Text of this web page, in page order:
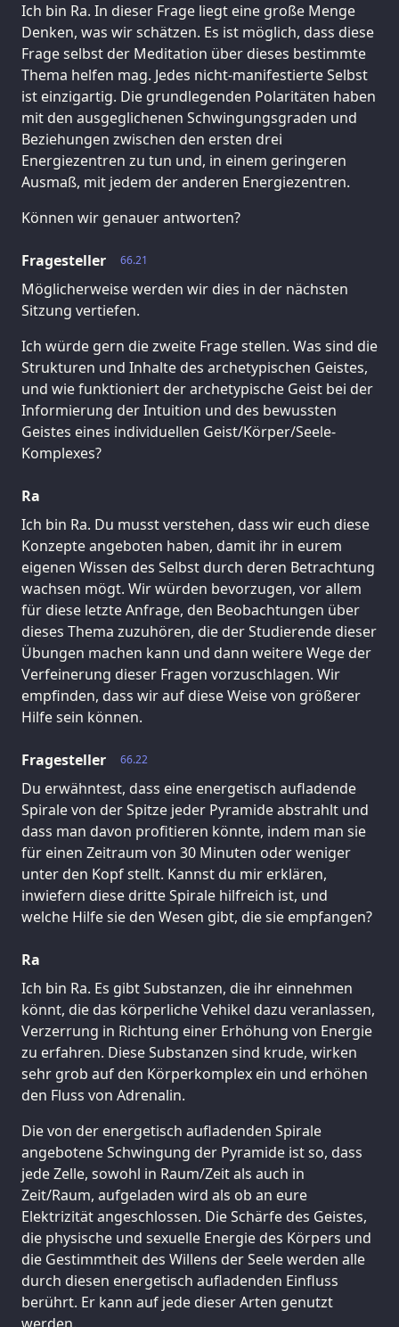
Ich bin Ra. In dieser Frage liegt eine große Menge
Denken, was wir schätzen. Es ist möglich, dass diese
Frage selbst der Meditation über dieses bestimmte
Thema helfen mag. Jedes nicht-manifestierte Selbst
ist einzigartig. Die grundlegenden Polaritäten haben
mit den ausgeglichenen Schwingungsgraden und
Beziehungen zwischen den ersten drei
Energiezentren zu tun und, in einem geringeren
Ausmaß, mit jedem der anderen Energiezentren.
Können wir genauer antworten?
66.21
Fragesteller
Möglicherweise werden wir dies in der nächsten
Sitzung vertiefen.
Ich würde gern die zweite Frage stellen. Was sind die
Strukturen und Inhalte des archetypischen Geistes,
und wie funktioniert der archetypische Geist bei der
Informierung der Intuition und des bewussten
Geistes eines individuellen Geist/Körper/Seele-
Komplexes?
Ra
Ich bin Ra. Du musst verstehen, dass wir euch diese
Konzepte angeboten haben, damit ihr in eurem
eigenen Wissen des Selbst durch deren Betrachtung
wachsen mögt. Wir würden bevorzugen, vor allem
für diese letzte Anfrage, den Beobachtungen über
dieses Thema zuzuhören, die der Studierende dieser
Übungen machen kann und dann weitere Wege der
Verfeinerung dieser Fragen vorzuschlagen. Wir
empfinden, dass wir auf diese Weise von größerer
Hilfe sein können.
66.22
Fragesteller
Du erwähntest, dass eine energetisch aufladende
Spirale von der Spitze jeder Pyramide abstrahlt und
dass man davon profitieren könnte, indem man sie
für einen Zeitraum von 30 Minuten oder weniger
unter den Kopf stellt. Kannst du mir erklären,
inwiefern diese dritte Spirale hilfreich ist, und
welche Hilfe sie den Wesen gibt, die sie empfangen?
Ra
Ich bin Ra. Es gibt Substanzen, die ihr einnehmen
könnt, die das körperliche Vehikel dazu veranlassen,
Verzerrung in Richtung einer Erhöhung von Energie
zu erfahren. Diese Substanzen sind krude, wirken
sehr grob auf den Körperkomplex ein und erhöhen
den Fluss von Adrenalin.
Die von der energetisch aufladenden Spirale
angebotene Schwingung der Pyramide ist so, dass
jede Zelle, sowohl in Raum/Zeit als auch in
Zeit/Raum, aufgeladen wird als ob an eure
Elektrizität angeschlossen. Die Schärfe des Geistes,
die physische und sexuelle Energie des Körpers und
die Gestimmtheit des Willens der Seele werden alle
durch diesen energetisch aufladenden Einfluss
berührt. Er kann auf jede dieser Arten genutzt